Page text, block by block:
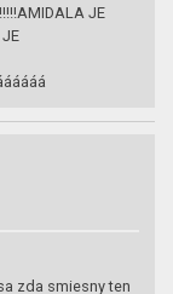
JE
zda smiesny ten